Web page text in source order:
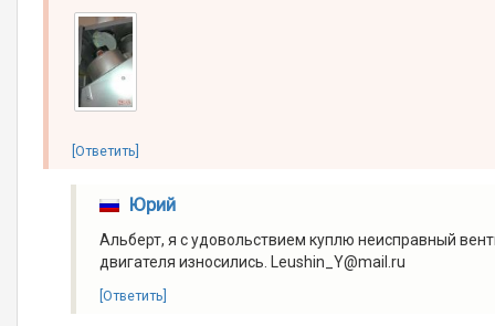
[Ответить]
Юрий
Альберт, я с удовольствием куплю неисправный
двигателя износились. Leushin_Y@mail.ru
[Ответить]